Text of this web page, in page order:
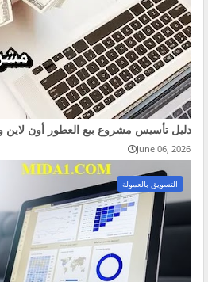
دليل تأسيس مشروع بيع العطور أون لاين
June 06, 2026
التسويق بالعمولة